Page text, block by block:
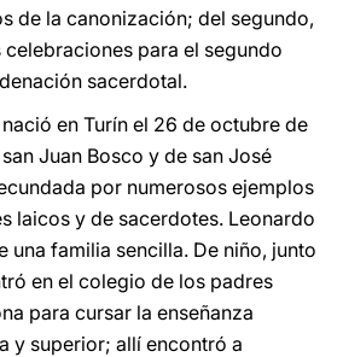
de la canonización; del segundo,
para el segundo
sacerdotal.
en Turín el 26 de octubre de
Juan Bosco y de san José
por numerosos ejemplos
laicos y de sacerdotes. Leonardo
una familia sencilla. De niño, junto
en el colegio de los padres
para cursar la enseñanza
y superior; allí encontró a